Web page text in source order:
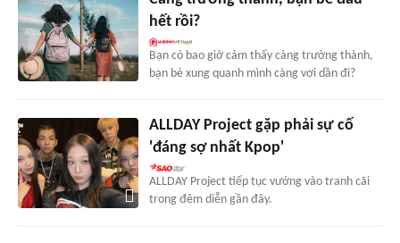
hết rồi?
Bạn có bao giờ cảm thấy càng trưởng thành,
bạn bè xung quanh mình càng vơi dần đi?
ALLDAY Project gặp phải sự cố
'đáng sợ nhất Kpop'
ALLDAY Project tiếp tục vướng vào tranh cãi
trong đêm diễn gần đây.